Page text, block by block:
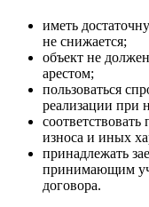
иметь
не снижается;
объект не
арестом;
пользоваться
реализации при
износа и иных
принадлежать
принимающим
договора.